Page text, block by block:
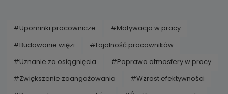
#Upominki pracownicze
#Motywacja w pracy
#Budowanie więzi
#Lojalność pracowników
#Uznanie za osiągnięcia
#Poprawa atmosfery w pracy
#Zwiększenie zaangażowania
#Wzrost efektywności